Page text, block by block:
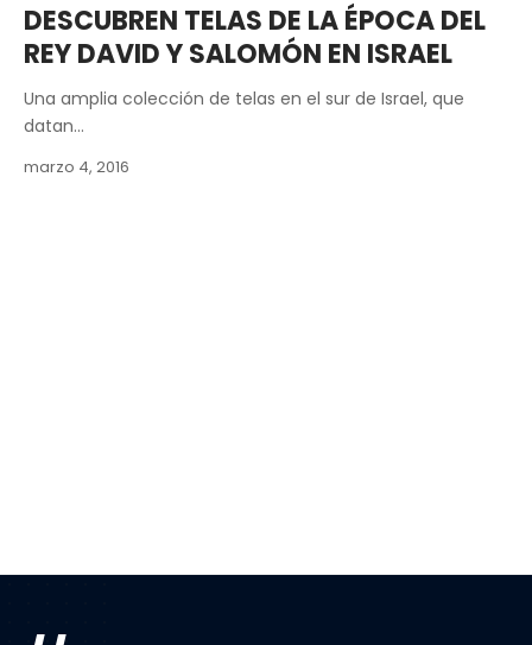
DESCUBREN TELAS DE LA ÉPOCA DEL
REY DAVID Y SALOMÓN EN ISRAEL
Una amplia colección de telas en el sur de Israel, que
datan…
marzo 4, 2016